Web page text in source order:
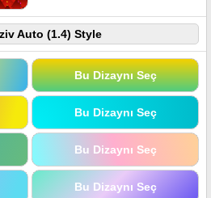
Auto (1.4) Style
Bu Dizaynı Seç
Bu Dizaynı Seç
Bu Dizaynı Seç
Bu Dizaynı Seç